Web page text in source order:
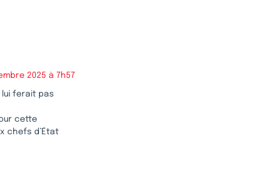
2025 à 7h57
lui ferait pas
cette
chefs d’État